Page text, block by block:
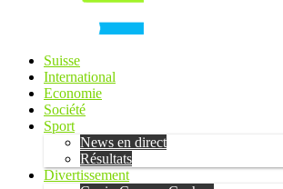
Suisse
International
Economie
Société
Sport
News en direct
Résultats
Divertissement